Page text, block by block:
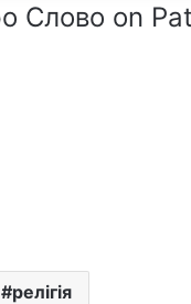
Слово on
релігія